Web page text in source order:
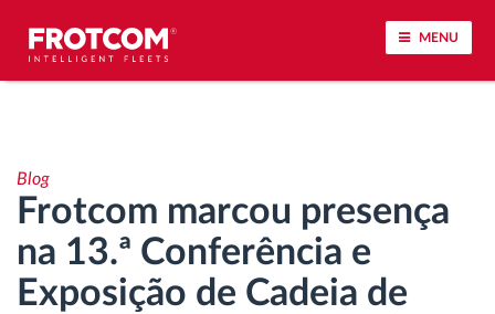
MENU
Análise do estilo de condução
Monitorização dos tempos de condução
Blog
Frotcom marcou presença
na 13.ª Conferência e
Exposição de Cadeia de